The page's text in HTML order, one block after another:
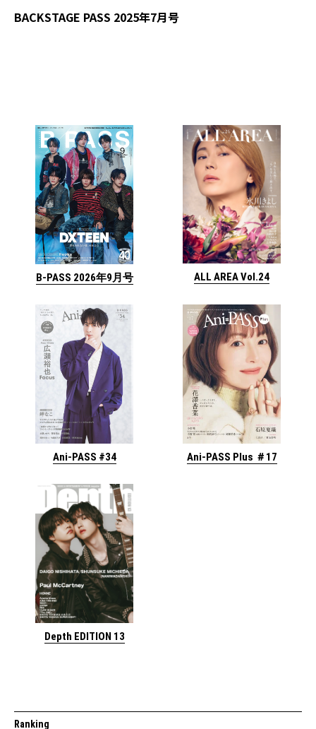
BACKSTAGE PASS 2025年7月号
B-PASS 2026年9月号 ALL AREA Vol.24
Ani-PASS #34 Ani-PASS Plus ＃17
Depth EDITION 13
Ranking